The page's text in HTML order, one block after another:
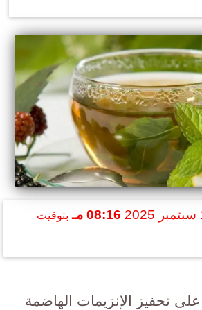
08:16 مـ بتوقيت
على تحفيز الإنزيمات الهاضمة